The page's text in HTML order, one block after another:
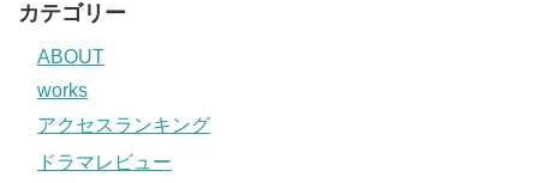
カテゴリー
ABOUT
works
アクセスランキング
ドラマレビュー